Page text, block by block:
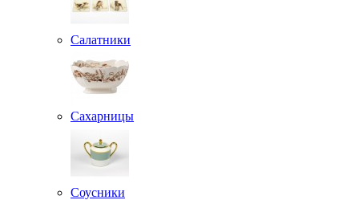
Салатники
Сахарницы
Соусники